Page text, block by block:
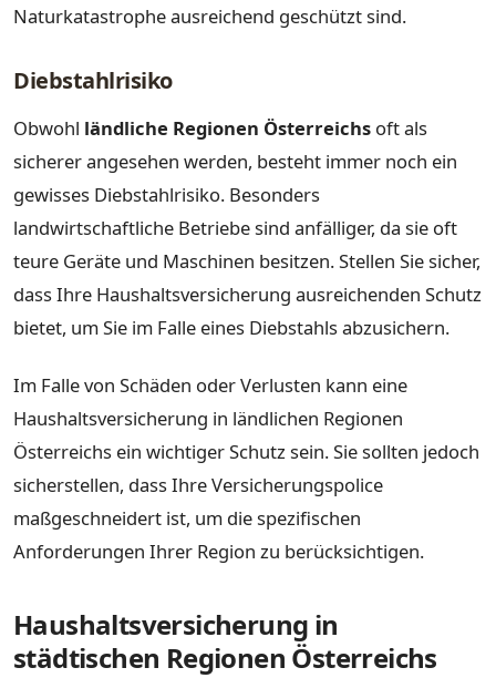
Naturkatastrophe ausreichend geschützt sind.
Diebstahlrisiko
Obwohl ländliche Regionen Österreichs oft als
sicherer angesehen werden, besteht immer noch ein
gewisses Diebstahlrisiko. Besonders
landwirtschaftliche Betriebe sind anfälliger, da sie oft
teure Geräte und Maschinen besitzen. Stellen Sie sicher,
dass Ihre Haushaltsversicherung ausreichenden Schutz
bietet, um Sie im Falle eines Diebstahls abzusichern.
Im Falle von Schäden oder Verlusten kann eine
Haushaltsversicherung in ländlichen Regionen
Österreichs ein wichtiger Schutz sein. Sie sollten jedoch
sicherstellen, dass Ihre Versicherungspolice
maßgeschneidert ist, um die spezifischen
Anforderungen Ihrer Region zu berücksichtigen.
Haushaltsversicherung in
städtischen Regionen Österreichs